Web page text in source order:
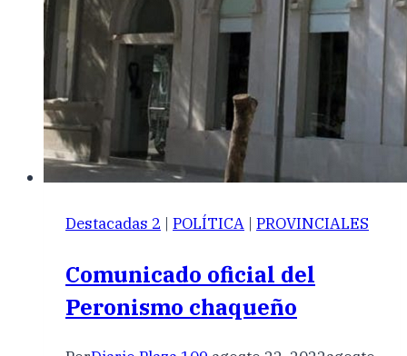
Destacadas 2 | POLÍTICA | PROVINCIALES
Comunicado oficial del
Peronismo chaqueño